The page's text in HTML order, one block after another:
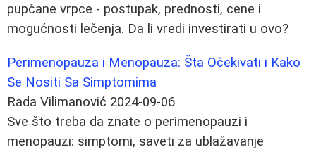
pupčane vrpce - postupak, prednosti, cene i
mogućnosti lečenja. Da li vredi investirati u ovo?
Perimenopauza i Menopauza: Šta Očekivati i Kako
Se Nositi Sa Simptomima
Rada Vilimanović 2024-09-06
Sve što treba da znate o perimenopauzi i
menopauzi: simptomi, saveti za ublažavanje